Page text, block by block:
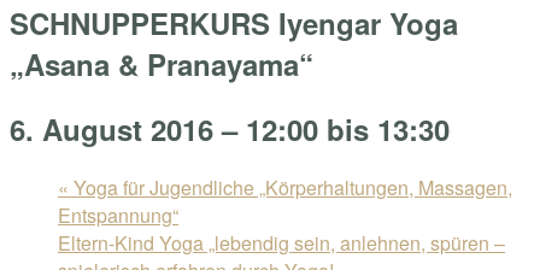
SCHNUPPERKURS Iyengar Yoga
„Asana & Pranayama“
6. August 2016 – 12:00 bis 13:30
« Yoga für Jugendliche „Körperhaltungen, Massagen,
Entspannung“
Eltern-Kind Yoga „lebendig sein, anlehnen, spüren –